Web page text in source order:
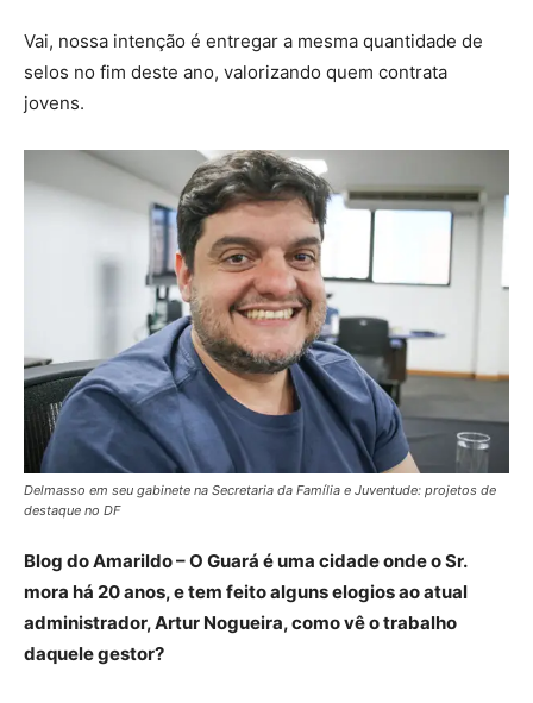
Vai, nossa intenção é entregar a mesma quantidade de
selos no fim deste ano, valorizando quem contrata
jovens.
Delmasso em seu gabinete na Secretaria da Família e Juventude: projetos de
destaque no DF
Blog do Amarildo – O Guará é uma cidade onde o Sr.
mora há 20 anos, e tem feito alguns elogios ao atual
administrador, Artur Nogueira, como vê o trabalho
daquele gestor?